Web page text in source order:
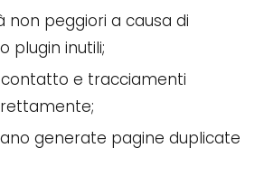
non peggiori a causa di
plugin inutili;
e tracciamenti
generate pagine duplicate